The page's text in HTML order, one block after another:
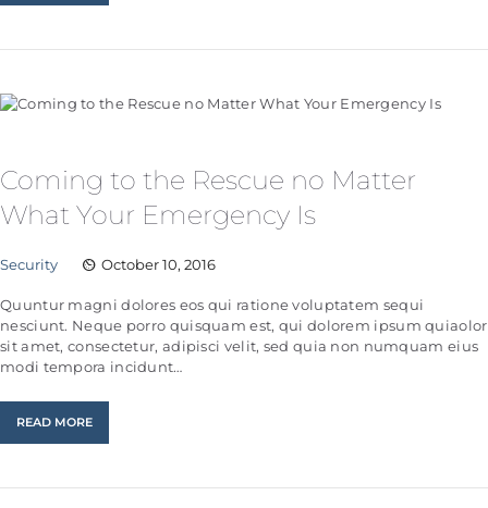
Coming to the Rescue no Matter
What Your Emergency Is
Security October 10, 2016
Quuntur magni dolores eos qui ratione voluptatem sequi
nesciunt. Neque porro quisquam est, qui dolorem ipsum quiaolor
sit amet, consectetur, adipisci velit, sed quia non numquam eius
modi tempora incidunt…
READ MORE